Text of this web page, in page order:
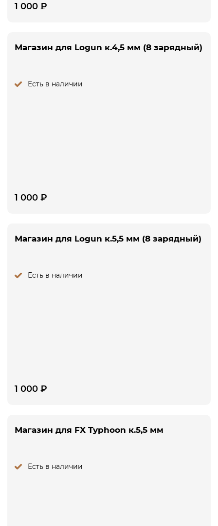
1 000 ₽
Магазин для Logun к.4,5 мм (8 зарядный)
Есть в наличии
1 000 ₽
Магазин для Logun к.5,5 мм (8 зарядный)
Есть в наличии
1 000 ₽
Магазин для FX Typhoon к.5,5 мм
Есть в наличии